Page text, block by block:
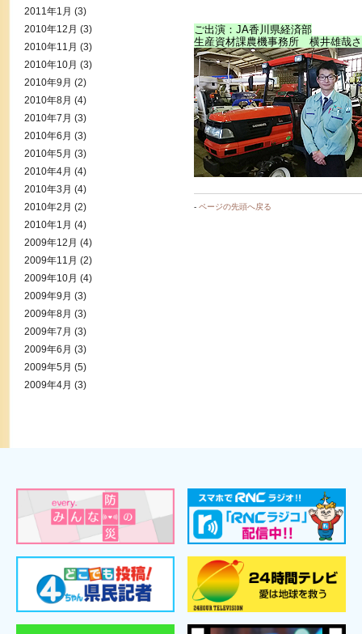
ご出演：JA香川県経済部
生産資材課農機事務所 横井雄哉
- ページの先頭へ戻る
2011年1月 (3)
2010年12月 (3)
2010年11月 (3)
2010年10月 (3)
2010年9月 (2)
2010年8月 (4)
2010年7月 (3)
2010年6月 (3)
2010年5月 (3)
2010年4月 (4)
2010年3月 (4)
2010年2月 (2)
2010年1月 (4)
2009年12月 (4)
2009年11月 (2)
2009年10月 (4)
2009年9月 (3)
2009年8月 (3)
2009年7月 (3)
2009年6月 (3)
2009年5月 (5)
2009年4月 (3)